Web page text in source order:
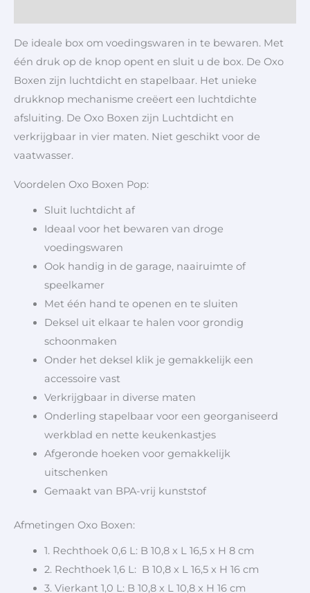
De ideale box om voedingswaren in te bewaren. Met
één druk op de knop opent en sluit u de box. De Oxo
Boxen zijn luchtdicht en stapelbaar. Het unieke
drukknop mechanisme creëert een luchtdichte
afsluiting. De Oxo Boxen zijn Luchtdicht en
verkrijgbaar in vier maten. Niet geschikt voor de
vaatwasser.
Voordelen Oxo Boxen Pop:
Sluit luchtdicht af
Ideaal voor het bewaren van droge
voedingswaren
Ook handig in de garage, naairuimte of
speelkamer
Met één hand te openen en te sluiten
Deksel uit elkaar te halen voor grondig
schoonmaken
Onder het deksel klik je gemakkelijk een
accessoire vast
Verkrijgbaar in diverse maten
Onderling stapelbaar voor een georganiseerd
werkblad en nette keukenkastjes
Afgeronde hoeken voor gemakkelijk
uitschenken
Gemaakt van BPA-vrij kunststof
Afmetingen Oxo Boxen:
1. Rechthoek 0,6 L: B 10,8 x L 16,5 x H 8 cm
2. Rechthoek 1,6 L: B 10,8 x L 16,5 x H 16 cm
3. Vierkant 1,0 L: B 10,8 x L 10,8 x H 16 cm